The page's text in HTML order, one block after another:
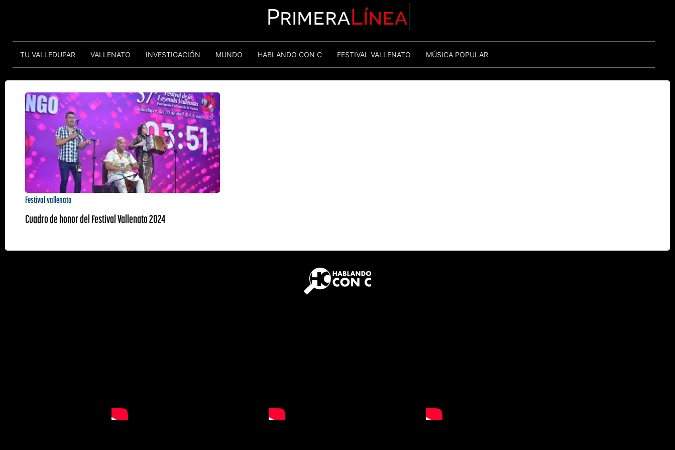
PrimeraLínea
TU VALLEDUPAR VALLENATO INVESTIGACIÓN MUNDO HABLANDO CON C FESTIVAL VALLENATO MÚSICA POPULAR
Festival vallenato
Cuadro de honor del Festival Vallenato 2024